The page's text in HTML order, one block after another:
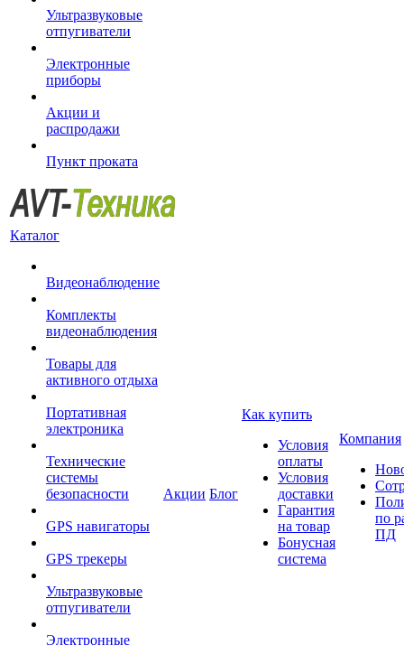
Ультразвуковые
отпугиватели
Электронные
приборы
Акции и
распродажи
Пункт проката
Каталог
Видеонаблюдение
Комплекты
видеонаблюдения
Товары для
активного отдыха
Портативная
электроника
Технические
системы
безопасности
GPS навигаторы
GPS трекеры
Ультразвуковые
отпугиватели
Электронные
Акции Блог
Как купить
Условия
оплаты
Условия
доставки
Гарантия
на товар
Бонусная
система
Компания
по
ПД